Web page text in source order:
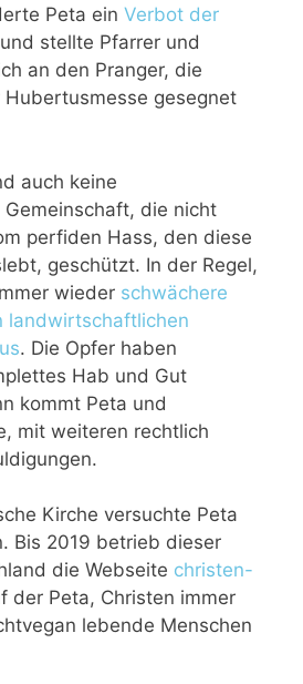
Peta ein Verbot der
und stellte Pfarrer und
an den Pranger, die
Hubertusmesse gesegnet
auch keine
die nicht
perfiden Hass, den diese
geschützt. In der Regel,
wieder schwächere
landwirtschaftlichen
. Die Opfer haben
Hab und Gut
kommt Peta und
mit weiteren rechtlich
Kirche versuchte Peta
Bis 2019 betrieb dieser
die Webseite christen-
der Peta, Christen immer
lebende Menschen